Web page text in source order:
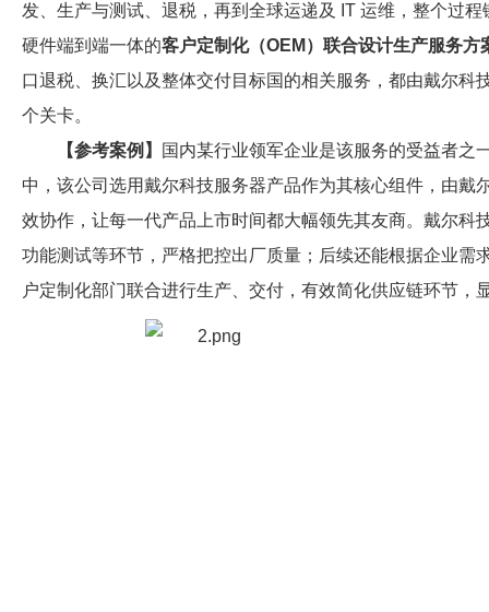
发、生产与测试、退税，再到全球运递及 IT 运维，整个过
硬件端到端一体的客户定制化（OEM）联合设计生产服务方
口退税、换汇以及整体交付目标国的相关服务，都由戴尔
个关卡。
【参考案例】
国内某行业领军企业是该服务的受益者之
中，该公司选用戴尔科技服务器产品作为其核心组件，由
效协作，让每一代产品上市时间都大幅领先其友商。戴尔
功能测试等环节，严格把控出厂质量；后续还能根据企业
户定制化部门联合进行生产、交付，有效简化供应链环节，